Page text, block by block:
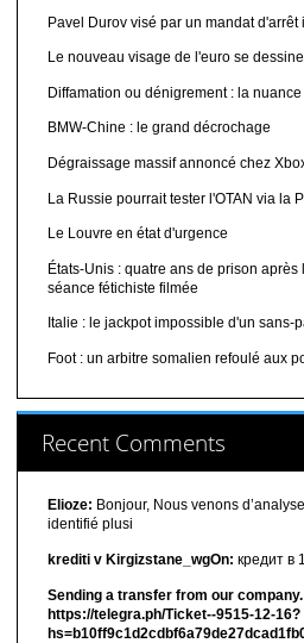
Pavel Durov visé par un mandat d'arrêt
Le nouveau visage de l'euro se dessine
Diffamation ou dénigrement : la
BMW-Chine : le grand décrochage
Dégraissage massif annoncé chez
La Russie pourrait tester l'OTAN via la
Le Louvre en état d'urgence
États-Unis : quatre ans de prison après
séance fétichiste filmée
Italie : le jackpot impossible d'un sans-
Foot : un arbitre somalien refoulé aux
Recent Comments
Elioze: Bonjour, Nous venons
identifié plusi
krediti v Kirgizstane_wgOn: кредит в
Sending a transfer from our
https://telegra.ph/Ticket--9515-12-16?